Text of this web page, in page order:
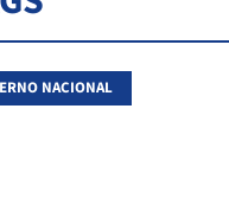
NACIONAL